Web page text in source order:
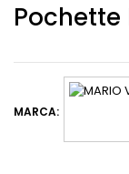
Pochette
MARCA: